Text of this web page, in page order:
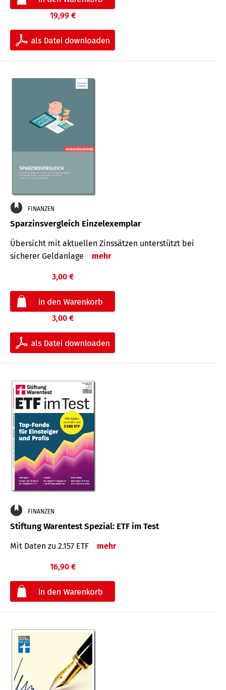
19,99 €
FINANZEN
Sparzinsvergleich Einzelexemplar
Übersicht mit aktuellen Zinssätzen unterstützt bei
sicherer Geldanlage
mehr
3,00 €
3,00 €
FINANZEN
Stiftung Warentest Spezial: ETF im Test
Mit Daten zu 2.157 ETF mehr
16,90 €